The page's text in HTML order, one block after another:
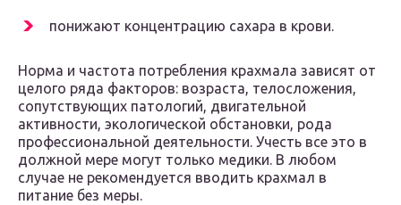
понижают концентрацию сахара в крови.
Норма и частота потребления крахмала зависят от
целого ряда факторов: возраста, телосложения,
сопутствующих патологий, двигательной
активности, экологической обстановки, рода
профессиональной деятельности. Учесть все это в
должной мере могут только медики. В любом
случае не рекомендуется вводить крахмал в
питание без меры.